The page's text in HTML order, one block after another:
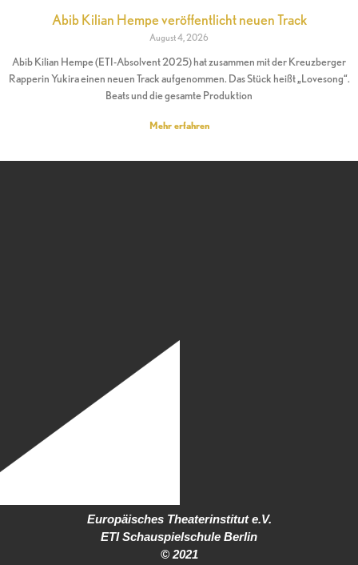
Abib Kilian Hempe veröffentlicht neuen Track
August 4, 2026
Abib Kilian Hempe (ETI-Absolvent 2025) hat zusammen mit der Kreuzberger
Rapperin Yukira einen neuen Track aufgenommen. Das Stück heißt „Lovesong“.
Beats und die gesamte Produktion
Mehr erfahren
Europäisches Theaterinstitut e.V.
ETI Schauspielschule Berlin
© 2021